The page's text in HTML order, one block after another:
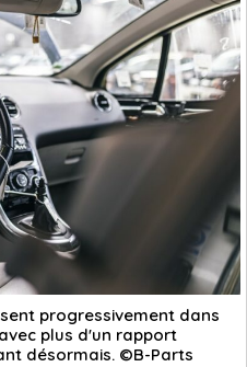
progressivement dans
plus d'un rapport
désormais. ©B-Parts